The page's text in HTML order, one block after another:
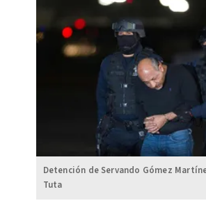
Detención de Servando Gómez
Tuta